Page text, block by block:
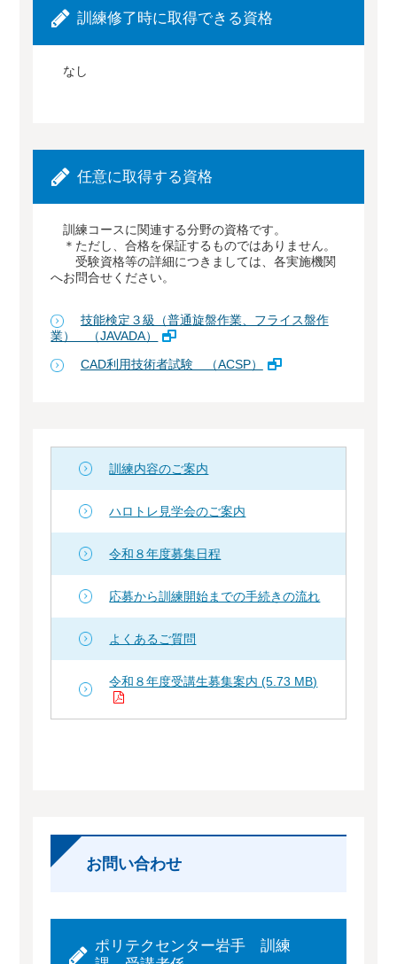
訓練修了時に取得できる資格
なし
任意に取得する資格
訓練コースに関連する分野の資格です。
＊ただし、合格を保証するものではありません。
受験資格等の詳細につきましては、各実施機関
へお問合せください。
技能検定３級（普通旋盤作業、フライス盤作
業） （JAVADA）
CAD利用技術者試験 （ACSP）
訓練内容のご案内
ハロトレ見学会のご案内
令和８年度募集日程
応募から訓練開始までの手続きの流れ
よくあるご質問
令和８年度受講生募集案内 (5.73 MB)
お問い合わせ
ポリテクセンター岩手 訓練